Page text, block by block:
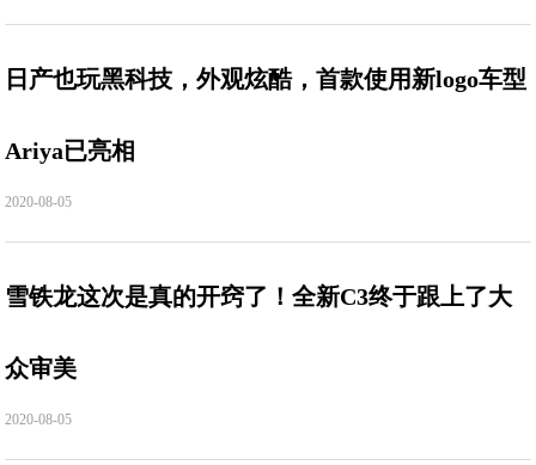
日产也玩黑科技，外观炫酷，首款使用新logo车型
Ariya已亮相
2020-08-05
雪铁龙这次是真的开窍了！全新C3终于跟上了大
众审美
2020-08-05